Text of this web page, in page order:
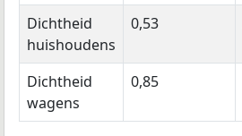
Dichtheid
huishoudens
0,53
Dichtheid
wagens
0,85